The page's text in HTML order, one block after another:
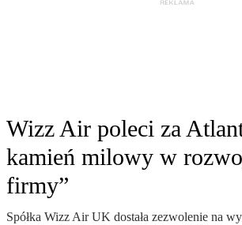
Wizz Air poleci za
kamień milowy w
firmy”
Spółka Wizz Air UK dostała zezwolenie na